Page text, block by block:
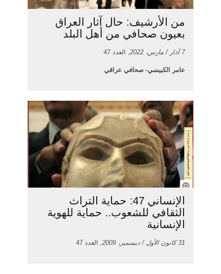
من الأرشيف: حال آثار العراق
بعيون صحافي من أهل البلد
7 آذار / مارس، 2022 , العدد 47
عامر الكبيسي- صحافي عراقي
الإنساني 47: حماية التراث
الثقافي للشعوب.. حماية للهوية
الإنسانية
31 كانون الأول / ديسمبر، 2009 , العدد 47